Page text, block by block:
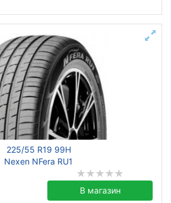
225/55 R19 99H
Nexen NFera RU1
В магазин